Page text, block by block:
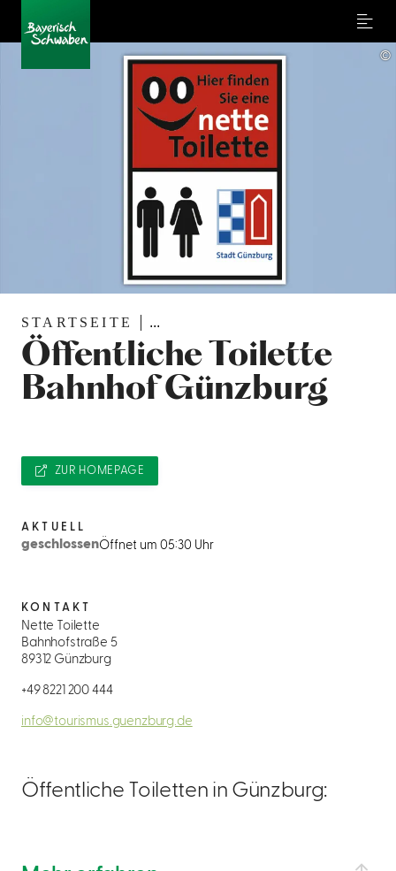
Menu
STARTSEITE ...
Öffentliche Toilette
Bahnhof Günzburg
©
Öffentliche Toiletten in Günzburg:
ZUR HOMEPAGE
AKTUELL
geschlossenÖffnet um 05:30 Uhr
KONTAKT
Nette Toilette
Bahnhofstraße 5
89312 Günzburg
+49 8221 200 444
info@tourismus.guenzburg.de